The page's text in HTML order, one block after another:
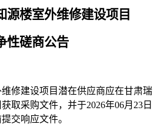
源楼室外维修建设项目
性磋商公告
修建设项目潜在供应商应在甘肃瑞
取采购文件，并于2026年06月 23 日
交响应文件。